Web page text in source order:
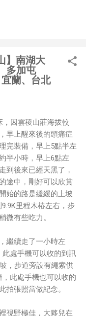
記得更久以前，當我
『 他們不知道用了
該從 RD 嘴裡說出
以前每次只要聽到某
就把『 黑科技 』
！（打嘴炮、作
把別人做事的成果搶
散佈同事私生活謠
專業戶，除此之外沒
情，外行人的認知
，就什麼都變成黑科
。反重力技術說不定
百姓了解罷了。
人家拉個百人團隊
Ban Meta 的智慧眼
面，一開始我猜測會
SoftAP 的方式去做
媒體時，會強制要
步應該是靠 WiFi 通
】南湖大
多加屯
蘭、台北
因雲稜山莊海拔較
早上醒來後的頭痛症
完裝備，早上5點半左
半小時，早上6點左
到後來已經天黑了，
途中，剛好可以欣賞
始的路是緩緩的上坡
里程木樁左右，步
微有些吃力。
繼續走了一小時左
此處手機可以收的到訊
，步道旁設有繩索供
此處手機也可以收的
拍張照當做紀念。
視野極佳，大夥兒在